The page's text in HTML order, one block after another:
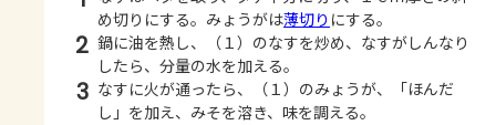
め切りにする。みょうがは薄切り にする。
2 鍋に油を熱し、（１）のなすを炒め、なすがしんなり
したら、分量の水を加える。
3 なすに火が通ったら、（１）のみょうが、「ほんだ
し」を加え、みそを溶き、味を調える。